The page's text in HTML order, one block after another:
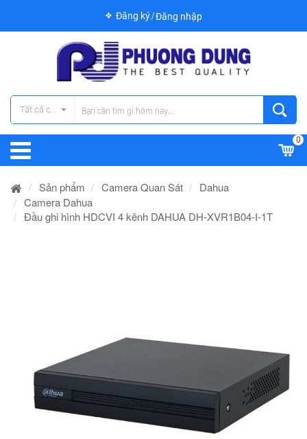
Đăng ký Đăng nhập
Tất cả các danh mục
0
Sản phẩm Camera Quan Sát
Dahua
Camera Dahua
Đầu ghi hình HDCVI 4 kênh DAHUA DH-XVR1B04-I-1T